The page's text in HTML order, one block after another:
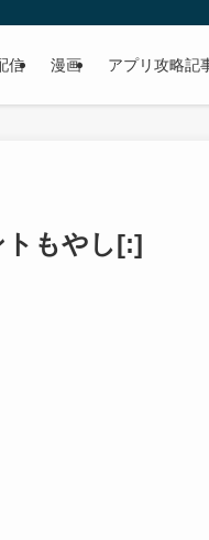
信 漫画 アプリ攻略記
トもやし[:]